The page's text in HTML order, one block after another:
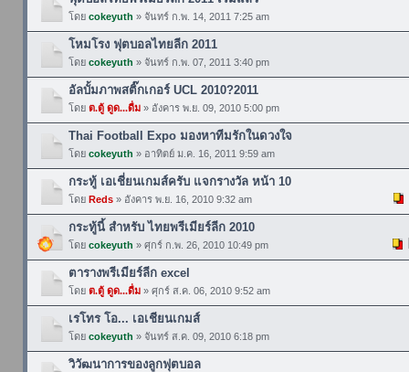
โดย cokeyuth » จันทร์ ก.พ. 14, 2011 7:25 am
โหมโรง ฟุตบอลไทยลีก 2011
โดย cokeyuth » จันทร์ ก.พ. 07, 2011 3:40 pm
อัลบั้มภาพสติ๊กเกอร์ UCL 2010?2011
โดย ต.ตู้ ดูด...ดื่ม» อังคาร พ.ย. 09, 2010 5:00 pm
Thai Football Expo มองหาทีมรักในดวงใจ
โดย cokeyuth » อาทิตย์ ม.ค. 16, 2011 9:59 am
กระทู้ เอเชี่ยนเกมส์ครับ แจกรางวัล หน้า 10
โดย Reds» อังคาร พ.ย. 16, 2010 9:32 am
กระทู้นี้ สำหรับ ไทยพรีเมียร์ลีก 2010
โดย cokeyuth » ศุกร์ ก.พ. 26, 2010 10:49 pm
ตารางพรีเมียร์ลีก excel
โดย ต.ตู้ ดูด...ดื่ม» ศุกร์ ส.ค. 06, 2010 9:52 am
เรโทร โอ... เอเชียนเกมส์
โดย cokeyuth » จันทร์ ส.ค. 09, 2010 6:18 pm
วิวัฒนาการของลูกฟุตบอล